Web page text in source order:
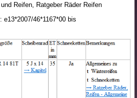
Reifen, Ratgeber Räder Reifen
e13*2007/46*1167*00 bis